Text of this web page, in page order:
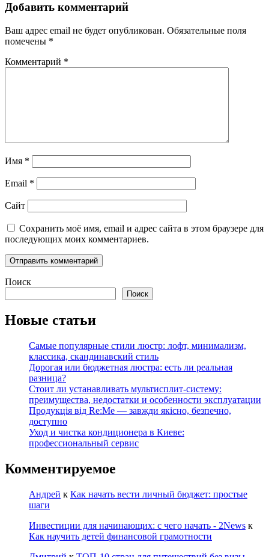
Добавить комментарий
Ваш адрес email не будет опубликован. Обязательные поля
помечены *
Комментарий *
Имя *
Email *
Сайт
Сохранить моё имя, email и адрес сайта в этом браузере для
последующих моих комментариев.
Поиск
Поиск
Новые статьи
Самые популярные стили люстр: лофт, минимализм,
классика, скандинавский стиль
Дорогая или бюджетная люстра: есть ли реальная
разница?
Стоит ли устанавливать мультисплит-систему:
преимущества, недостатки и особенности эксплуатации
Продукція від Re:Me — завжди якісно, безпечно,
доступно
Уход и чистка кондиционера в Киеве:
профессиональный сервис
Комментируемое
Андрей к Как начать вести личный бюджет: простые
шаги
Инвестиции для начинающих: с чего начать - 2News к
Как научить детей финансовой грамотности